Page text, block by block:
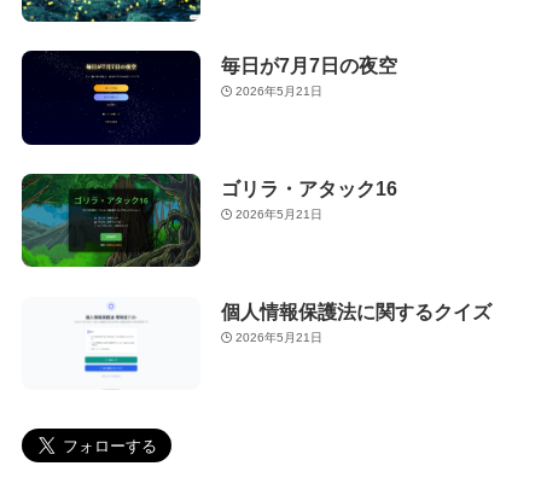
毎日が7月7日の夜空
2026年5月21日
ゴリラ・アタック16
2026年5月21日
個人情報保護法に関するクイズ
2026年5月21日